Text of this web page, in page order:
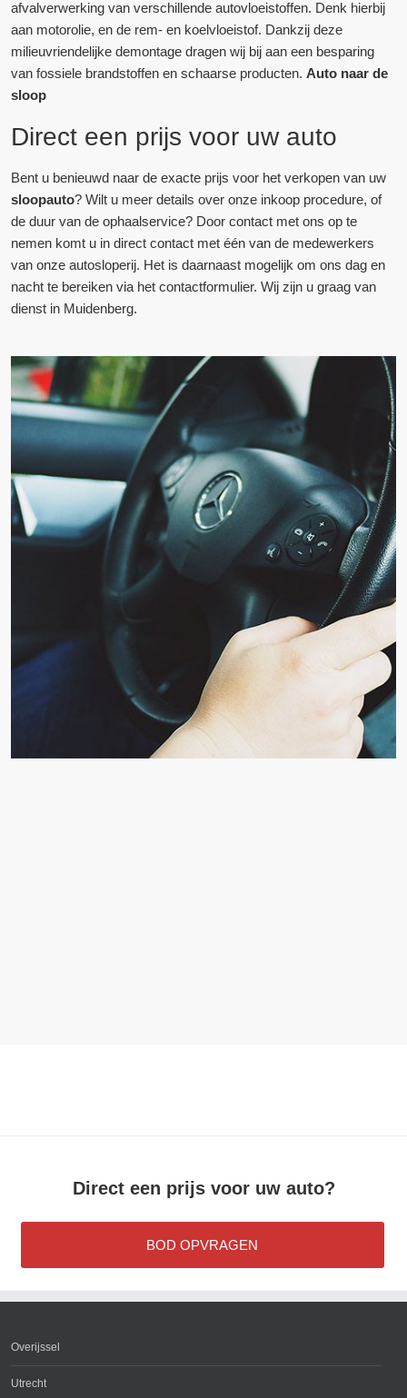
afvalverwerking van verschillende autovloeistoffen. Denk hierbij
aan motorolie, en de rem- en koelvloeistof. Dankzij deze
milieuvriendelijke demontage dragen wij bij aan een besparing
van fossiele brandstoffen en schaarse producten. Auto naar de
sloop
Direct een prijs voor uw auto
Bent u benieuwd naar de exacte prijs voor het verkopen van uw
sloopauto? Wilt u meer details over onze inkoop procedure, of
de duur van de ophaalservice? Door contact met ons op te
nemen komt u in direct contact met één van de medewerkers
van onze autosloperij. Het is daarnaast mogelijk om ons dag en
nacht te bereiken via het contactformulier. Wij zijn u graag van
dienst in Muidenberg.
Direct een prijs voor uw auto?
BOD OPVRAGEN
Overijssel
Utrecht